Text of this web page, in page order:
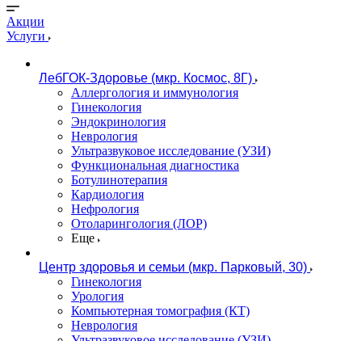
Акции
Услуги
ЛебГОК-Здоровье (мкр. Космос, 8Г)
Аллергология и иммунология
Гинекология
Эндокринология
Неврология
Ультразвуковое исследование (УЗИ)
Функциональная диагностика
Ботулинотерапия
Кардиология
Нефрология
Отоларингология (ЛОР)
Еще
Центр здоровья и семьи (мкр. Парковый, 30)
Гинекология
Урология
Компьютерная томография (КТ)
Неврология